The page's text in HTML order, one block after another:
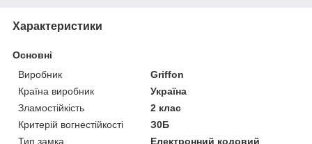
Характеристики
Основні
Виробник
Griffon
Країна виробник
Україна
Зламостійкість
2 клас
Критерій вогнестійкості
З0Б
Тип замка
Електронний кодовий